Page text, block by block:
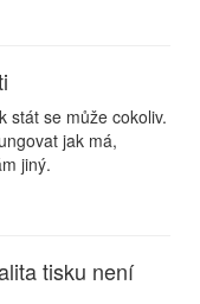
stát se může cokoliv.
jak má,
jiný.
tisku není